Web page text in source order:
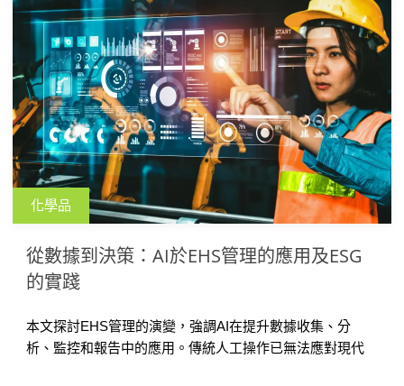
化學品
從數據到決策：AI於EHS管理的應用及ESG
的實踐
本文探討EHS管理的演變，強調AI在提升數據收集、分
析、監控和報告中的應用。傳統人工操作已無法應對現代